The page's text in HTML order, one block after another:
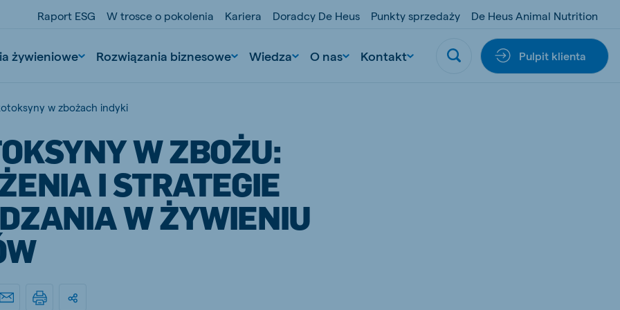
Raport ESG W trosce o pokolenia Kariera Doradcy De Heus Punkty sprzedaży De Heus Animal Nutrition
żywieniowe Rozwiązania biznesowe Wiedza O nas Kontakt Pulpit klienta
w zbożach indyki
W ZBOŻU:
I STRATEGIE
W ŻYWIENIU